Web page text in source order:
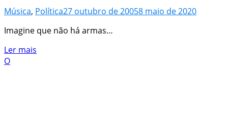
Música, Política27 outubro de 20058 maio de 2020
Imagine que não há armas…
Ler mais
O